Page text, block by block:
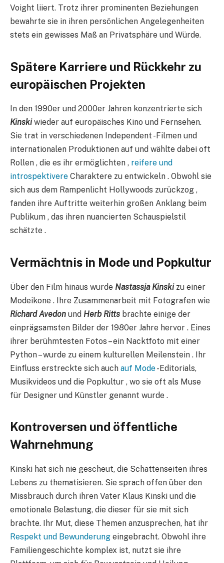
Voight liiert. Trotz ihrer prominenten Beziehungen
bewahrte sie in ihren persönlichen Angelegenheiten
stets ein gewisses Maß an Privatsphäre und Würde.
Spätere Karriere und Rückkehr zu
europäischen Projekten
In den 1990er und 2000er Jahren konzentrierte sich
Kinskiwieder auf europäisches Kino und Fernsehen.
Sie trat in verschiedenen Independent -Filmen und
internationalen Produktionen auf und wählte dabei oft
Rollen , die es ihr ermöglichten , reifere und
introspektivere Charaktere zu entwickeln . Obwohl sie
sich aus dem Rampenlicht Hollywoods zurückzog ,
fanden ihre Auftritte weiterhin großen Anklang beim
Publikum , das ihren nuancierten Schauspielstil
schätzte .
Vermächtnis in Mode und Popkultur​
Über den Film hinaus wurde Nastassja Kinskizu einer
Modeikone . Ihre Zusammenarbeit mit Fotografen wie
Richard Avedon und Herb Ritts brachte einige der
einprägsamsten Bilder der 1980er Jahre hervor . Eines
ihrer berühmtesten Fotos – ein Nacktfoto mit einer
Python – wurde zu einem kulturellen Meilenstein . Ihr
Einfluss erstreckte sich auch auf Mode-Editorials,
Musikvideos und die Popkultur , wo sie oft als Muse
für Designer und Künstler genannt wurde .
Kontroversen und öffentliche
Wahrnehmung
Kinski hat sich nie gescheut, die Schattenseiten ihres
Lebens zu thematisieren. Sie sprach offen über den
Missbrauch durch ihren Vater Klaus Kinski und die
emotionale Belastung, die dieser für sie mit sich
brachte. Ihr Mut, diese Themen anzusprechen, hat ihr
Respekt und Bewunderung eingebracht. Obwohl ihre
Familiengeschichte komplex ist, nutzt sie ihre